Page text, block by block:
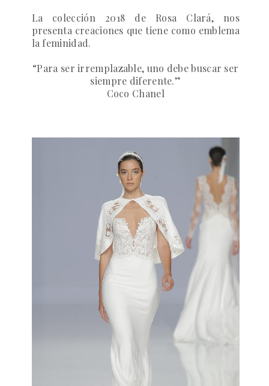
La colección 2018 de Rosa Clará, nos
presenta creaciones que tiene como emblema
la feminidad.
“Para ser irremplazable, uno debe buscar ser
siempre diferente.”
Coco Chanel